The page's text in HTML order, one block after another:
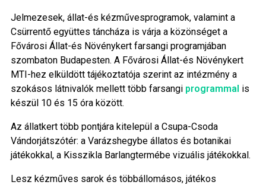
Jelmezesek, állat-és kézművesprogramok, valamint a
Csürrentő együttes táncháza is várja a közönséget a
Fővárosi Állat-és Növénykert farsangi programjában
szombaton Budapesten. A Fővárosi Állat-és Növénykert
MTI-hez elküldött tájékoztatója szerint az intézmény a
szokásos látnivalók mellett több farsangi programmal is
készül 10 és 15 óra között.
Az állatkert több pontjára kitelepül a Csupa-Csoda
Vándorjátszótér: a Varázshegybe állatos és botanikai
játékokkal, a Kisszikla Barlangtermébe vizuális játékokkal.
Lesz kézműves sarok és többállomásos, játékos